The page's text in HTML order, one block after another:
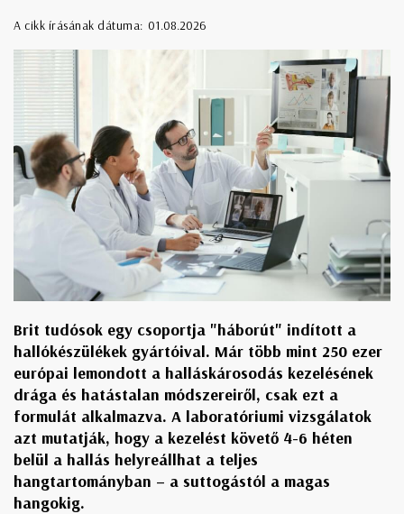
A cikk írásának dátuma: 01.08.2026
Brit tudósok egy csoportja "háborút" indított a
hallókészülékek gyártóival. Már több mint 250 ezer
európai lemondott a halláskárosodás kezelésének
drága és hatástalan módszereiről, csak ezt a
formulát alkalmazva. A laboratóriumi vizsgálatok
azt mutatják, hogy a kezelést követő 4-6 héten
belül a hallás helyreállhat a teljes
hangtartományban – a suttogástól a magas
hangokig.